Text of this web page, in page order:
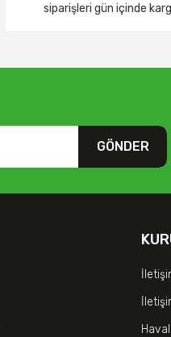
siparişleri gün içinde
GÖNDER